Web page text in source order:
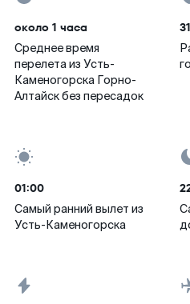
около 1 часа
Среднее время
перелета из Усть-
Каменогорска Горно-
Алтайск без пересадок
01:00
Самый ранний вылет из
Усть-Каменогорска